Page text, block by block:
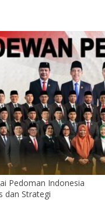
Pedoman Indonesia
dan Strategi